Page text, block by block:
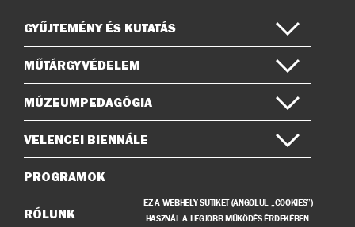
GYŰJTEMÉNY ÉS KUTATÁS
MŰTÁRGYVÉDELEM
MÚZEUMPEDAGÓGIA
VELENCEI BIENNÁLE
PROGRAMOK
RÓLUNK
EZ A WEBHELY SÜTIKET (ANGOLUL „COOKIES”)
HASZNÁL A LEGJOBB MŰKÖDÉS ÉRDEKÉBEN.